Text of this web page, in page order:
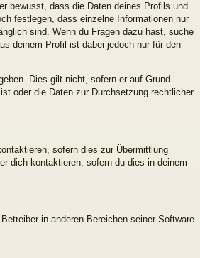
bewusst, dass die Daten deines Profils und
festlegen, dass einzelne Informationen nur
sind. Wenn du Fragen dazu hast, suche
deinem Profil ist dabei jedoch nur für den
Dies gilt nicht, sofern er auf Grund
oder die Daten zur Durchsetzung rechtlicher
sofern dies zur Übermittlung
dich kontaktieren, sofern du dies in deinem
in anderen Bereichen seiner Software